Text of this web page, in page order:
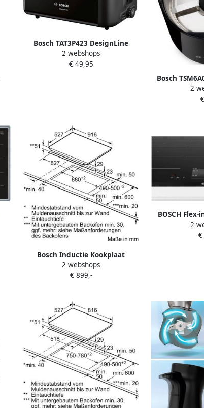
Bosch TAT3P423 DesignLine
Broodrooster Zwart
2 webshops
€ 49,95
Bosch
2
Bosch Inductie Kookplaat
PXV975DV1E |
Inductiekookplaten |
2 webshops
€ 899,-
BOSCH
van SCHOTT
2
€